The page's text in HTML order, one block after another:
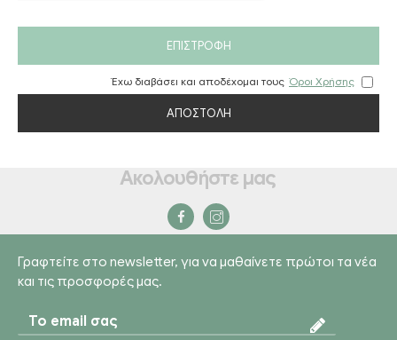
ΕΠΙΣΤΡΟΦΉ
Έχω διαβάσει και αποδέχομαι τους Όροι Χρήσης
ΑΠΟΣΤΟΛΉ
Ακολουθήστε μας
Γραφτείτε στο newsletter, για να μαθαίνετε πρώτοι τα νέα
και τις προσφορές μας.